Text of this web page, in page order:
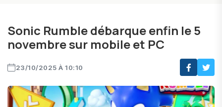
Sonic Rumble débarque enfin le 5
novembre sur mobile et PC
23/10/2025 À 10:10